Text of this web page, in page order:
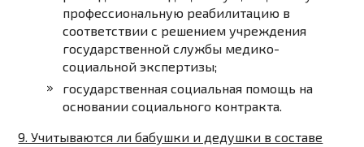
профессиональную реабилитацию в
соответствии с решением учреждения
государственной службы медико-
социальной экспертизы;
государственная социальная помощь на
основании социального контракта.
9. Учитываются ли бабушки и дедушки в составе